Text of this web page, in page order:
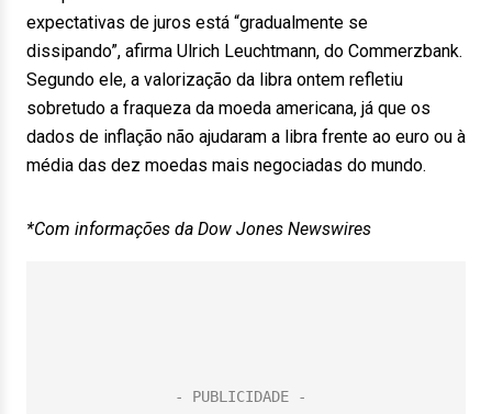
expectativas de juros está “gradualmente se
dissipando”, afirma Ulrich Leuchtmann, do Commerzbank.
Segundo ele, a valorização da libra ontem refletiu
sobretudo a fraqueza da moeda americana, já que os
dados de inflação não ajudaram a libra frente ao euro ou à
média das dez moedas mais negociadas do mundo.
*Com informações da Dow Jones Newswires